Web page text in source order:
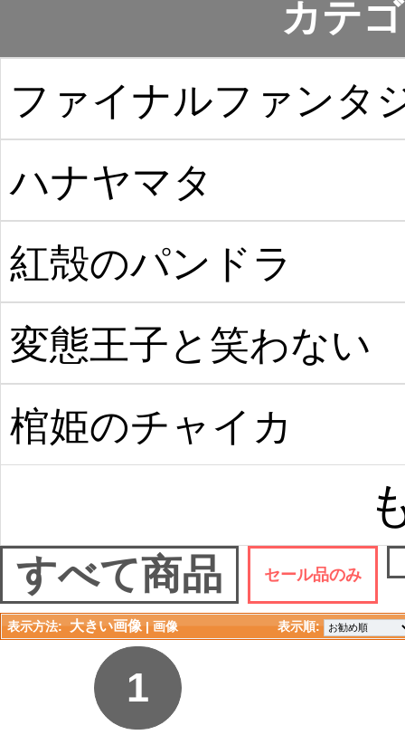
カテ
ファイナルファンタ
ー
ハナヤマタ
紅殻のパンドラ
変態王子と笑わない
猫。
棺姫のチャイカ
すべて商品 セール品のみ
表示方法: 大きい画像 | 画像 表示順:
1